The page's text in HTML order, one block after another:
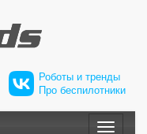
Роботы и тренды
Про беспилотники
Меню